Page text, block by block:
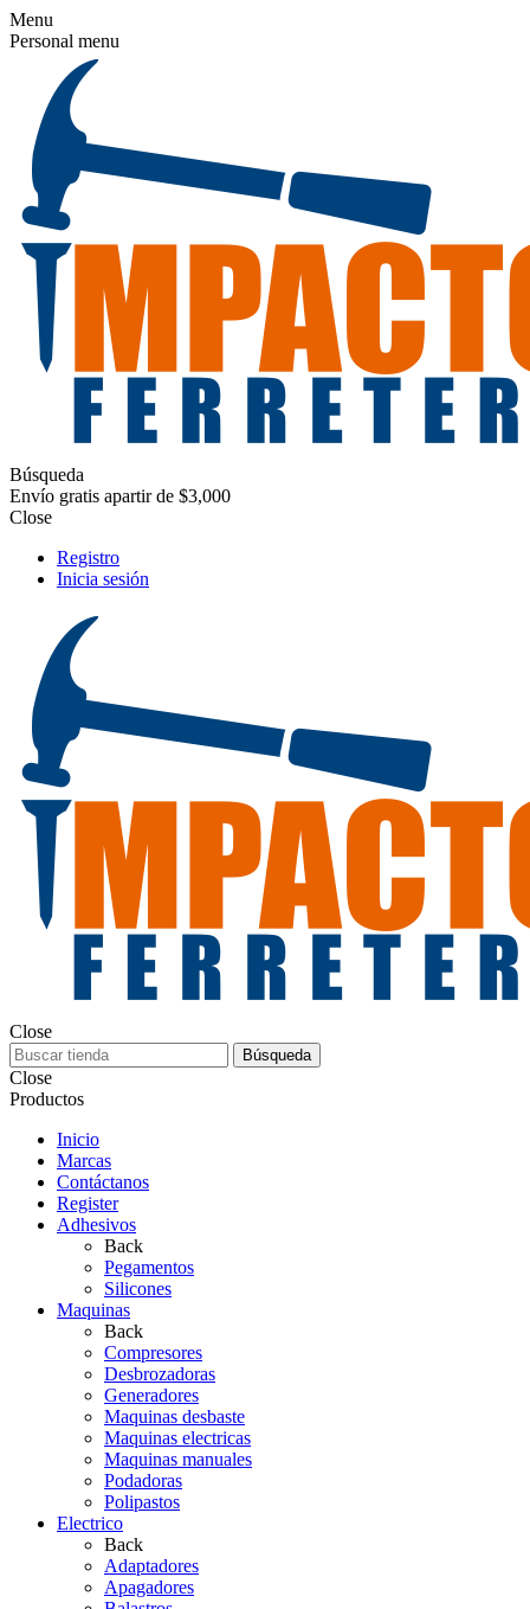
Menu
Personal menu
Búsqueda
Envío gratis apartir de $3,000
Close
Registro
Inicia sesión
Close
Búsqueda
Close
Productos
Inicio
Marcas
Contáctanos
Register
Adhesivos
Back
Pegamentos
Silicones
Maquinas
Back
Compresores
Desbrozadoras
Generadores
Maquinas desbaste
Maquinas electricas
Maquinas manuales
Podadoras
Polipastos
Electrico
Back
Adaptadores
Apagadores